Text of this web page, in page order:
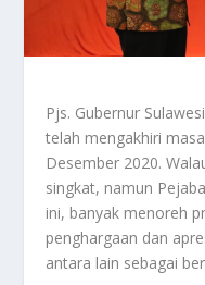
Pjs. Gubernur
telah mengakhiri
Desember 2020.
singkat, namun
ini, banyak menoreh
penghargaan dan
antara lain sebagai